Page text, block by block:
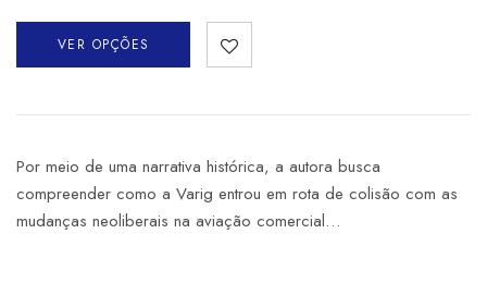
VER OPÇÕES
Por meio de uma narrativa histórica, a autora busca
compreender como a Varig entrou em rota de colisão com as
mudanças neoliberais na aviação comercial…